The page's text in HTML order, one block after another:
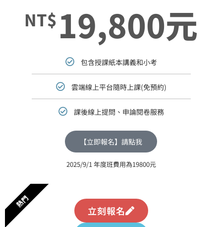
NT$19,800元
包含授課紙本講義和小考
雲端線上平台隨時上課(免預約)
課後線上提問、申論閱卷服務
【立即報名】請點我
2025/9/1 年度班費用為19800元
熱門
立刻報名